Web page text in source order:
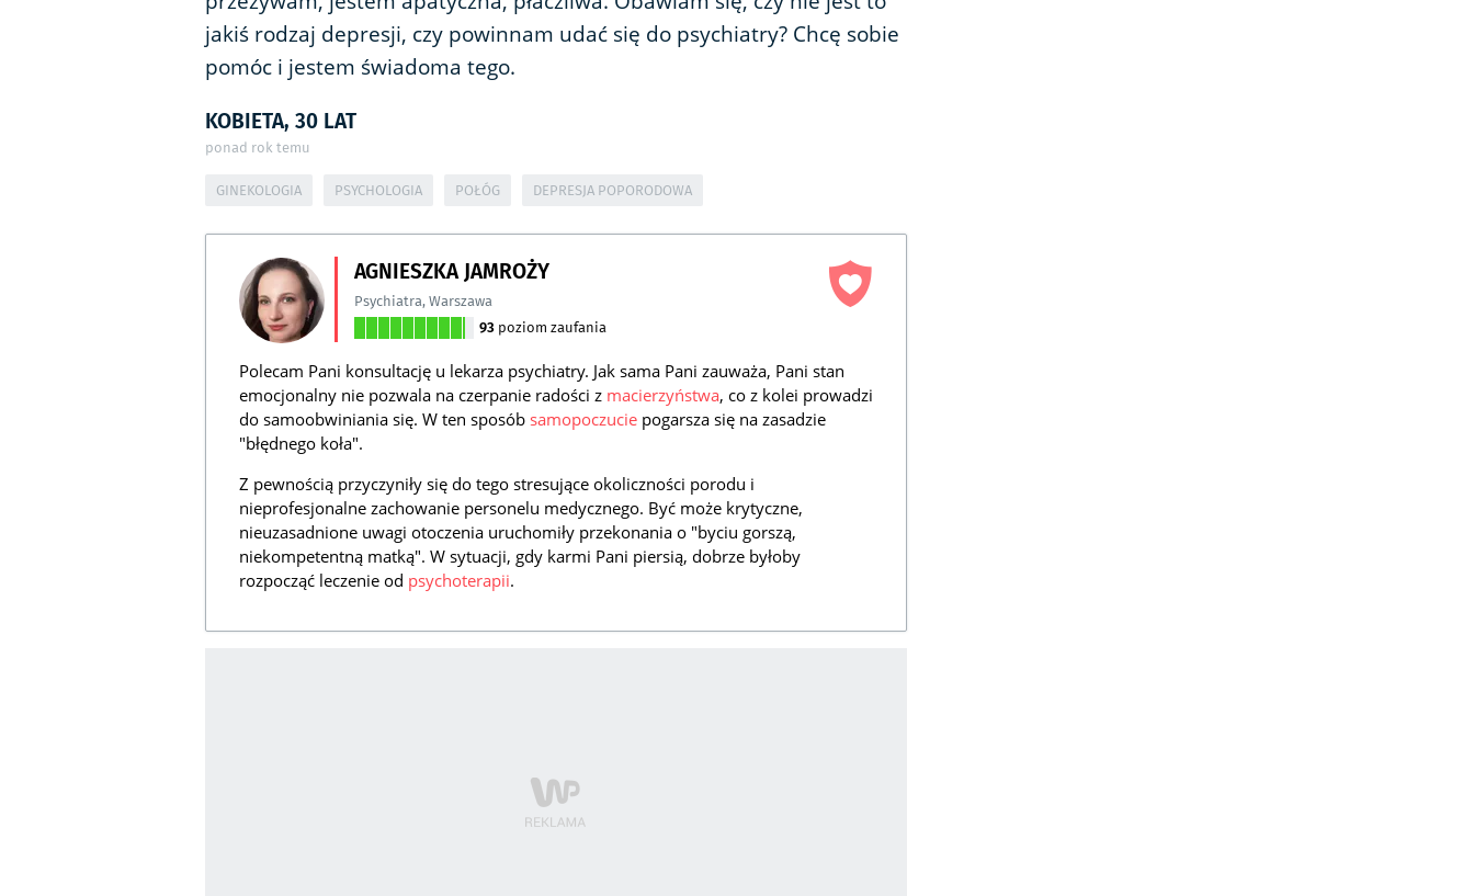
jakiś rodzaj depresji, czy powinnam udać się do psychiatry? Chcę sobie
pomóc i jestem świadoma tego.
KOBIETA, 30 LAT
ponad rok temu
GINEKOLOGIA PSYCHOLOGIA POŁÓG DEPRESJA POPORODOWA
AGNIESZKA JAMROŻY
Psychiatra,Warszawa
93 poziom zaufania
Polecam Pani konsultację u lekarza psychiatry. Jak sama Pani zauważa, Pani stan
emocjonalny nie pozwala na czerpanie radości z macierzyństwa, co z kolei prowadzi
do samoobwiniania się. W ten sposób samopoczucie pogarsza się na zasadzie
"błędnego koła".
Z pewnością przyczyniły się do tego stresujące okoliczności porodu i
nieprofesjonalne zachowanie personelu medycznego. Być może krytyczne,
nieuzasadnione uwagi otoczenia uruchomiły przekonania o "byciu gorszą,
niekompetentną matką". W sytuacji, gdy karmi Pani piersią, dobrze byłoby
rozpocząć leczenie od psychoterapii.